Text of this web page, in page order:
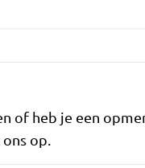
of heb je een
op.